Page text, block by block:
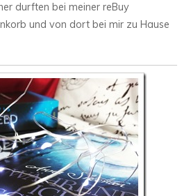
durften bei meiner reBuy
und von dort bei mir zu Hause